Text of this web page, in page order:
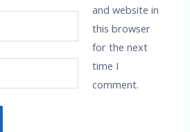
and website in
this browser
for the next
time I
comment.